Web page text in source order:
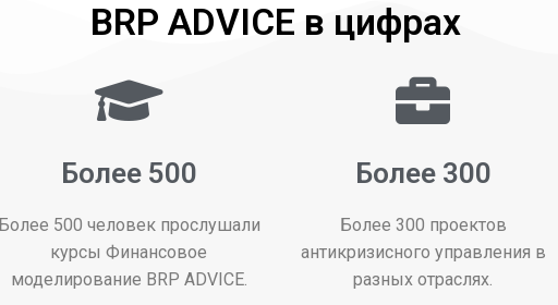
BRP ADVICE в цифрах
Более 500
Более 500 человек прослушали
курсы Финансовое
моделирование BRP ADVICE.
Более 300
Более 300 проектов
антикризисного управления в
разных отраслях.